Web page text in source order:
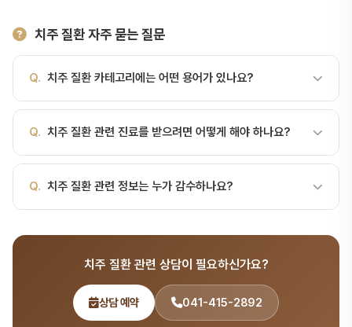
치주 질환 자주 묻는 질문
Q. 치주 질환 카테고리에는 어떤 용어가 있나요?
은 비대, 만성 치주염, 급성 괴사성 궤양성 치은염, 공격성 치주염 등
총 33개의 치과 용어가 포함되어 있습니다. 각 용어 페이지에서 상세
한 설명을 확인하실 수 있습니다.
Q. 치주 질환 관련 진료를 받으려면 어떻게 해야 하나요?
서울대 출신 14인 전문의 협진 시스템으로 정확한 진단과 치료를 받
으실 수 있습니다. 전화 041-415-2892 또는 온라인 예약으로 상담
하세요.
Q. 치주 질환 관련 정보는 누가 감수하나요?
를 제공하기 위해 최선을 다합니다.
치주 질환 관련 상담이 필요하신가요?
상담 예약 041-415-2892